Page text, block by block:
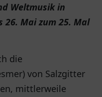
Weltmusik in
Mai zum 25. Mal
die
von Salzgitter
mittlerweile